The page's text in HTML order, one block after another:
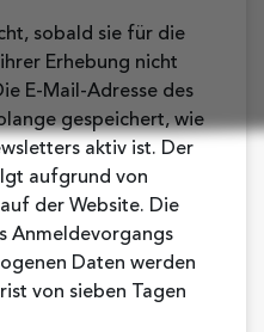
sobald sie für die
Erhebung nicht
E-Mail-Adresse des
gespeichert, wie
aktiv ist. Der
aufgrund von
der Website. Die
Anmeldevorgangs
Daten werden
von sieben Tagen